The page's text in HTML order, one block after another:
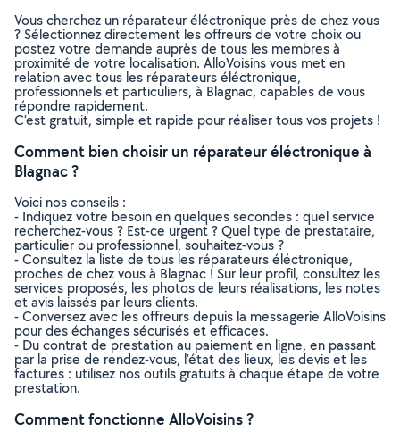
Vous cherchez un réparateur éléctronique près de chez vous
? Sélectionnez directement les offreurs de votre choix ou
postez votre demande auprès de tous les membres à
proximité de votre localisation. AlloVoisins vous met en
relation avec tous les réparateurs éléctronique,
professionnels et particuliers, à Blagnac, capables de vous
répondre rapidement.
C’est gratuit, simple et rapide pour réaliser tous vos projets !
Comment bien choisir un réparateur éléctronique à
Blagnac ?
Voici nos conseils :
- Indiquez votre besoin en quelques secondes : quel service
recherchez-vous ? Est-ce urgent ? Quel type de prestataire,
particulier ou professionnel, souhaitez-vous ?
- Consultez la liste de tous les réparateurs éléctronique,
proches de chez vous à Blagnac ! Sur leur profil, consultez les
services proposés, les photos de leurs réalisations, les notes
et avis laissés par leurs clients.
- Conversez avec les offreurs depuis la messagerie AlloVoisins
pour des échanges sécurisés et efficaces.
- Du contrat de prestation au paiement en ligne, en passant
par la prise de rendez-vous, l’état des lieux, les devis et les
factures : utilisez nos outils gratuits à chaque étape de votre
prestation.
Comment fonctionne AlloVoisins ?